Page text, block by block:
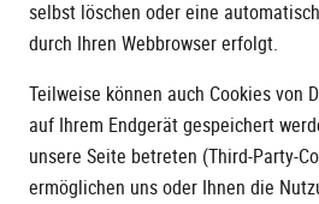
selbst löschen oder eine
durch Ihren Webbrowser erfolgt.
Teilweise können auch Cookies von
auf Ihrem Endgerät gespeichert
unsere Seite betreten (Third-Party-
ermöglichen uns oder Ihnen die